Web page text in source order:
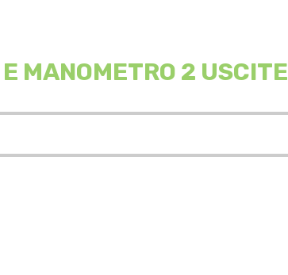
MANOMETRO 2 USCITE